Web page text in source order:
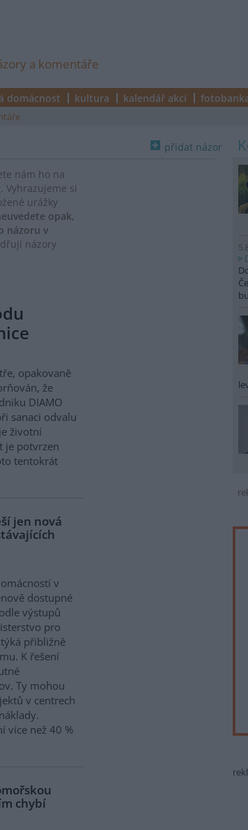
a komentáře
domácnost kultura kalendář akcí
přidat názor
nám ho na
. Vyhrazujeme si
urážky
opak,
názoru v
názory
opakovaně
že
DIAMO
sanaci odvalu
životní
je potvrzen
tentokrát
jen nová
v
dostupné
výstupů
pro
přibližně
K řešení
Ty mohou
v centrech
více než 40 %
chybí